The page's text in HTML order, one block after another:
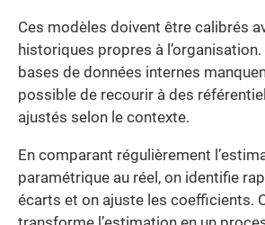
Ces modèles doivent être calibrés
historiques propres à
bases de données internes
possible de recourir à des
ajustés selon le contexte.
En comparant régulièrement
paramétrique au réel, on identifie
écarts et on ajuste les coefficients.